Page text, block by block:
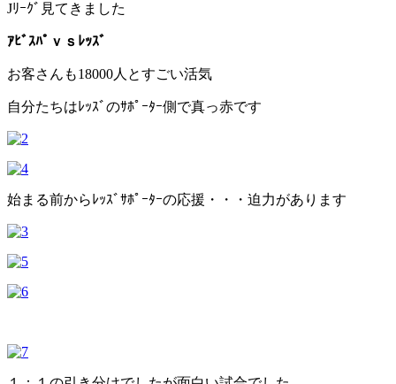
Jﾘｰｸﾞ見てきました
ｱﾋﾞｽﾊﾟｖｓﾚｯｽﾞ
お客さんも18000人とすごい活気
自分たちはﾚｯｽﾞのｻﾎﾟｰﾀｰ側で真っ赤です
始まる前からﾚｯｽﾞｻﾎﾟｰﾀｰの応援・・・迫力があります